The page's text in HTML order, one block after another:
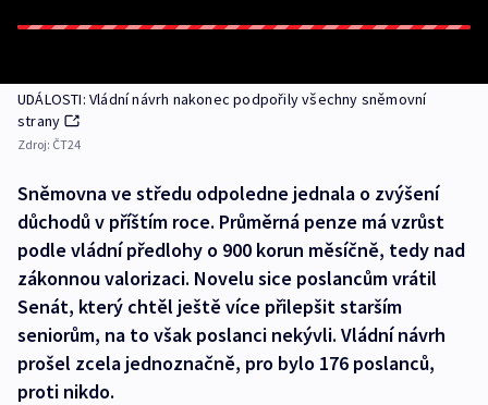
UDÁLOSTI: Vládní návrh nakonec podpořily všechny sněmovní
strany
Zdroj: ČT24
Sněmovna ve středu odpoledne jednala o zvýšení
důchodů v příštím roce. Průměrná penze má vzrůst
podle vládní předlohy o 900 korun měsíčně, tedy nad
zákonnou valorizaci. Novelu sice poslancům vrátil
Senát, který chtěl ještě více přilepšit starším
seniorům, na to však poslanci nekývli. Vládní návrh
prošel zcela jednoznačně, pro bylo 176 poslanců,
proti nikdo.